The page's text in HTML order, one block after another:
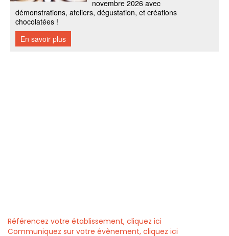
Référencez votre établissement, cliquez ici
Communiquez sur votre évènement, cliquez ici